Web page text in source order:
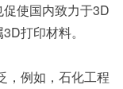
使国内致力于3D
打印材料。
例如，石化工程